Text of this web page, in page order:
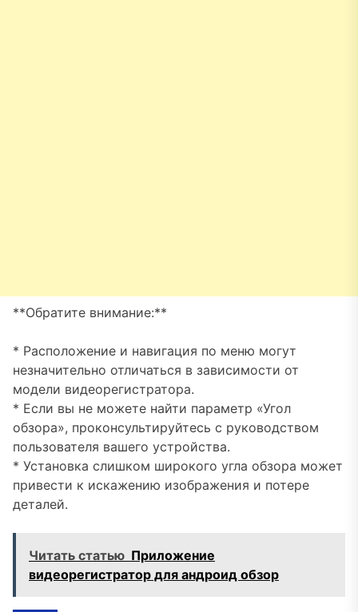
**Обратите внимание:**
* Расположение и навигация по меню могут
незначительно отличаться в зависимости от
модели видеорегистратора.
* Если вы не можете найти параметр «Угол
обзора», проконсультируйтесь с руководством
пользователя вашего устройства.
* Установка слишком широкого угла обзора может
привести к искажению изображения и потере
деталей.
Читать статью Приложение
видеорегистратор для андроид обзор